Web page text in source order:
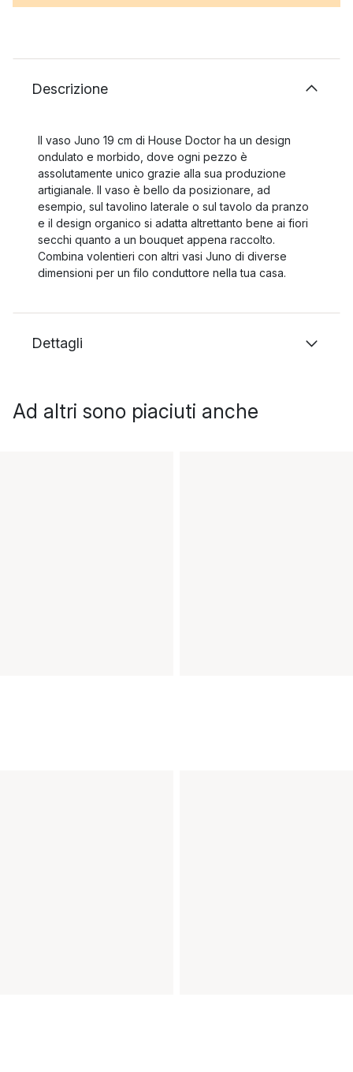
Descrizione
Il vaso Juno 19 cm di House Doctor ha un design
ondulato e morbido, dove ogni pezzo è
assolutamente unico grazie alla sua produzione
artigianale. Il vaso è bello da posizionare, ad
esempio, sul tavolino laterale o sul tavolo da pranzo
e il design organico si adatta altrettanto bene ai fiori
secchi quanto a un bouquet appena raccolto.
Combina volentieri con altri vasi Juno di diverse
dimensioni per un filo conduttore nella tua casa.
Dettagli
Ad altri sono piaciuti anche